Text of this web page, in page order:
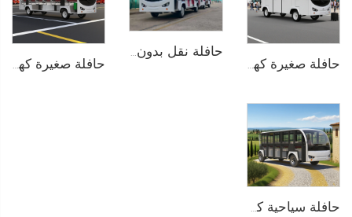
حافلة صغيرة كهربائية تعمل بالبطارية الليثيوم LiFePO4 بسعة 200AH ذات أبواب من الألمنيوم وبسعة 14 مقعدًا طراز LS6148KF
حافلة صغيرة كهربائية تعمل بالبطارية الليثيوم بجهد 96V تُستخدم في المنتجعات أو الفنادق بسعة 23 مقعدًا طراز LS6230K